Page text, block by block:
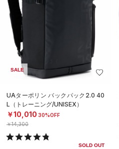
SALE
UAターポリン バックパック2.0 40
L（トレーニング/UNISEX）
￥10,010 30%OFF
￥14,300
SOLD OUT